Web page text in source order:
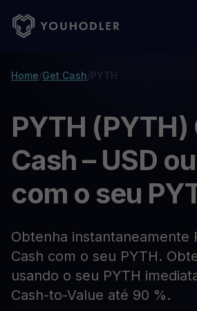
Home/Get Cash/PYTH
PYTH (PYTH)
Cash – USD
com o seu
Obtenha instantaneamente
Cash com o seu PYTH.
usando o seu PYTH
Cash-to-Value até 90 %.